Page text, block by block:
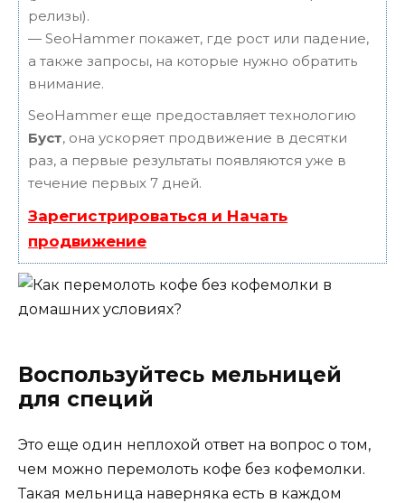
релизы).
— SeoHammer покажет, где рост или падение,
а также запросы, на которые нужно обратить
внимание.
SeoHammer еще предоставляет технологию
Буст, она ускоряет продвижение в десятки
раз, а первые результаты появляются уже в
течение первых 7 дней.
Зарегистрироваться и Начать
продвижение
Воспользуйтесь мельницей
для специй
Это еще один неплохой ответ на вопрос о том,
чем можно перемолоть кофе без кофемолки.
Такая мельница наверняка есть в каждом